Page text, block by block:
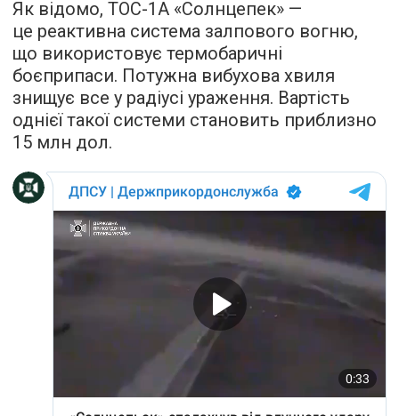
Як відомо, ТОС-1А «Солнцепек» —
це реактивна система залпового вогню,
що використовує термобаричні
боєприпаси. Потужна вибухова хвиля
знищує все у радіусі ураження. Вартість
однієї такої системи становить приблизно
15 млн дол.